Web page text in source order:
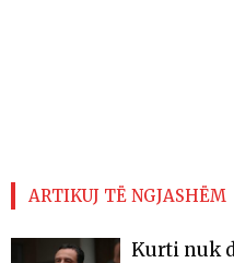
ARTIKUJ TË NGJASHËM
Kurti nuk